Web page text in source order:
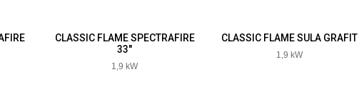
CLASSIC FLAME SPECTRAFIRE
1,9 kW
CLASSIC FLAME SULA GRAFIT